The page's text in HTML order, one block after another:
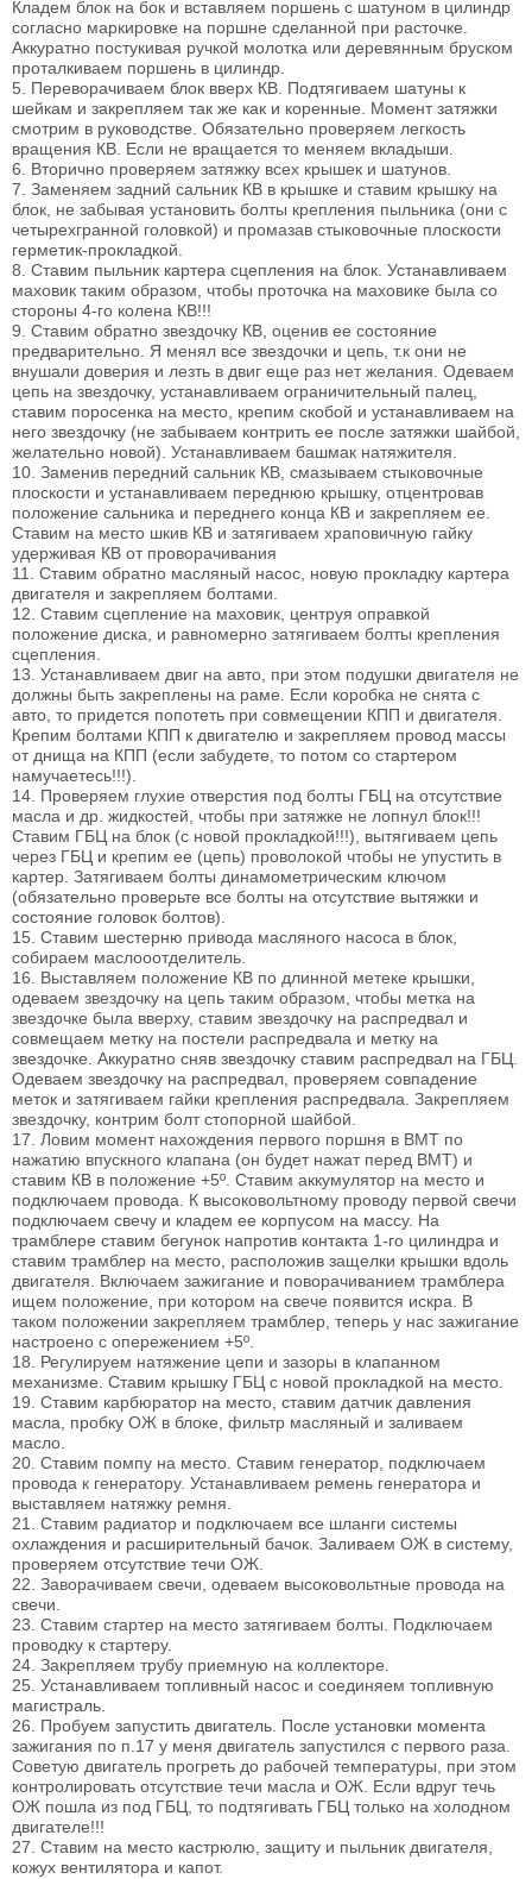
Кладем блок на бок и вставляем поршень с шатуном в цилиндр
согласно маркировке на поршне сделанной при расточке.
Аккуратно постукивая ручкой молотка или деревянным бруском
проталкиваем поршень в цилиндр.
5. Переворачиваем блок вверх КВ. Подтягиваем шатуны к
шейкам и закрепляем так же как и коренные. Момент затяжки
смотрим в руководстве. Обязательно проверяем легкость
вращения КВ. Если не вращается то меняем вкладыши.
6. Вторично проверяем затяжку всех крышек и шатунов.
7. Заменяем задний сальник КВ в крышке и ставим крышку на
блок, не забывая установить болты крепления пыльника (они с
четырехгранной головкой) и промазав стыковочные плоскости
герметик-прокладкой.
8. Ставим пыльник картера сцепления на блок. Устанавливаем
маховик таким образом, чтобы проточка на маховике была со
стороны 4-го колена КВ!!!
9. Ставим обратно звездочку КВ, оценив ее состояние
предварительно. Я менял все звездочки и цепь, т.к они не
внушали доверия и лезть в двиг еще раз нет желания. Одеваем
цепь на звездочку, устанавливаем ограничительный палец,
ставим поросенка на место, крепим скобой и устанавливаем на
него звездочку (не забываем контрить ее после затяжки шайбой,
желательно новой). Устанавливаем башмак натяжителя.
10. Заменив передний сальник КВ, смазываем стыковочные
плоскости и устанавливаем переднюю крышку, отцентровав
положение сальника и переднего конца КВ и закрепляем ее.
Ставим на место шкив КВ и затягиваем храповичную гайку
удерживая КВ от проворачивания
11. Ставим обратно масляный насос, новую прокладку картера
двигателя и закрепляем болтами.
12. Ставим сцепление на маховик, центруя оправкой
положение диска, и равномерно затягиваем болты крепления
сцепления.
13. Устанавливаем двиг на авто, при этом подушки двигателя не
должны быть закреплены на раме. Если коробка не снята с
авто, то придется попотеть при совмещении КПП и двигателя.
Крепим болтами КПП к двигателю и закрепляем провод массы
от днища на КПП (если забудете, то потом со стартером
намучаетесь!!!).
14. Проверяем глухие отверстия под болты ГБЦ на отсутствие
масла и др. жидкостей, чтобы при затяжке не лопнул блок!!!
Ставим ГБЦ на блок (с новой прокладкой!!!), вытягиваем цепь
через ГБЦ и крепим ее (цепь) проволокой чтобы не упустить в
картер. Затягиваем болты динамометрическим ключом
(обязательно проверьте все болты на отсутствие вытяжки и
состояние головок болтов).
15. Ставим шестерню привода масляного насоса в блок,
собираем маслооотделитель.
16. Выставляем положение КВ по длинной метеке крышки,
одеваем звездочку на цепь таким образом, чтобы метка на
звездочке была вверху, ставим звездочку на распредвал и
совмещаем метку на постели распредвала и метку на
звездочке. Аккуратно сняв звездочку ставим распредвал на ГБЦ.
Одеваем звездочку на распредвал, проверяем совпадение
меток и затягиваем гайки крепления распредвала. Закрепляем
звездочку, контрим болт стопорной шайбой.
17. Ловим момент нахождения первого поршня в ВМТ по
нажатию впускного клапана (он будет нажат перед ВМТ) и
ставим КВ в положение +5º. Ставим аккумулятор на место и
подключаем провода. К высоковольтному проводу первой свечи
подключаем свечу и кладем ее корпусом на массу. На
трамблере ставим бегунок напротив контакта 1-го цилиндра и
ставим трамблер на место, расположив защелки крышки вдоль
двигателя. Включаем зажигание и поворачиванием трамблера
ищем положение, при котором на свече появится искра. В
таком положении закрепляем трамблер, теперь у нас зажигание
настроено с опережением +5º.
18. Регулируем натяжение цепи и зазоры в клапанном
механизме. Ставим крышку ГБЦ с новой прокладкой на место.
19. Ставим карбюратор на место, ставим датчик давления
масла, пробку ОЖ в блоке, фильтр масляный и заливаем
масло.
20. Ставим помпу на место. Ставим генератор, подключаем
провода к генератору. Устанавливаем ремень генератора и
выставляем натяжку ремня.
21. Ставим радиатор и подключаем все шланги системы
охлаждения и расширительный бачок. Заливаем ОЖ в систему,
проверяем отсутствие течи ОЖ.
22. Заворачиваем свечи, одеваем высоковольтные провода на
свечи.
23. Ставим стартер на место затягиваем болты. Подключаем
проводку к стартеру.
24. Закрепляем трубу приемную на коллекторе.
25. Устанавливаем топливный насос и соединяем топливную
магистраль.
26. Пробуем запустить двигатель. После установки момента
зажигания по п.17 у меня двигатель запустился с первого раза.
Советую двигатель прогреть до рабочей температуры, при этом
контролировать отсутствие течи масла и ОЖ. Если вдруг течь
ОЖ пошла из под ГБЦ, то подтягивать ГБЦ только на холодном
двигателе!!!
27. Ставим на место кастрюлю, защиту и пыльник двигателя,
кожух вентилятора и капот.